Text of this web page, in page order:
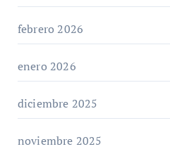
febrero 2026
enero 2026
diciembre 2025
noviembre 2025